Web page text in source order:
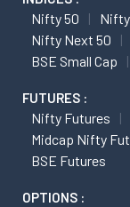
Nifty 50
Nifty Next 50
BSE Small Cap
FUTURES :
Nifty Futures
Midcap Nifty
BSE Futures
OPTIONS :